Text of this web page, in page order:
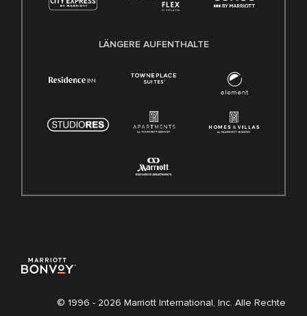
LÄNGERE AUFENTHALTE
© 1996 - 2026 Marriott International, Inc. Alle Rechte